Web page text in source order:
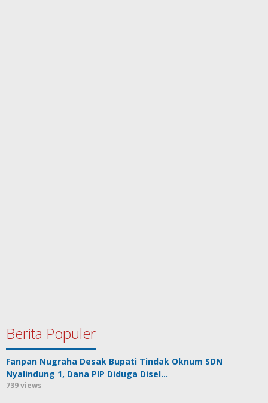
Berita Populer
Fanpan Nugraha Desak Bupati Tindak Oknum SDN
Nyalindung 1, Dana PIP Diduga Disel…
739 views